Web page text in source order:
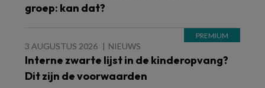
groep: kan dat?
3 AUGUSTUS 2026 NIEUWS
Interne zwarte lijst in de kinderopvang?
Dit zijn de voorwaarden